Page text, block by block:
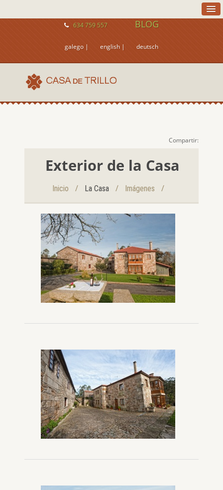
634 759 557 BLOG
galego | english | deutsch
Compartir:
Exterior de la Casa
Inicio / La Casa / Imágenes /